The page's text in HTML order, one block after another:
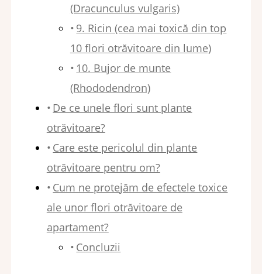
(Dracunculus vulgaris)
9. Ricin (cea mai toxică din top
10 flori otrăvitoare din lume)
10. Bujor de munte
(Rhododendron)
De ce unele flori sunt plante
otrăvitoare?
Care este pericolul din plante
otrăvitoare pentru om?
Cum ne protejăm de efectele toxice
ale unor flori otrăvitoare de
apartament?
Concluzii